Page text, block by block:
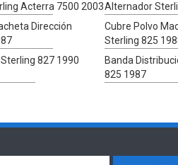
Acterra 7500 2003Alternador
Dirección
Cubre Polvo
Sterling 825
827 1990
Banda
825 1987